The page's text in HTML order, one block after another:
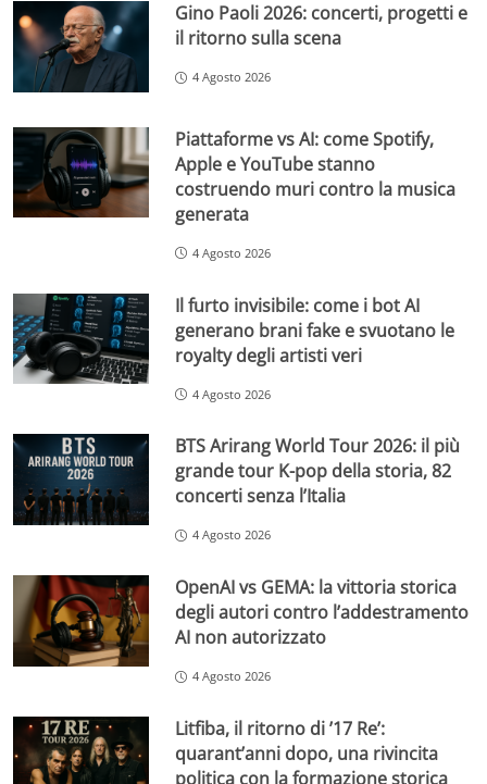
Gino Paoli 2026: concerti, progetti e
il ritorno sulla scena
4 Agosto 2026
Piattaforme vs AI: come Spotify,
Apple e YouTube stanno
costruendo muri contro la musica
generata
4 Agosto 2026
Il furto invisibile: come i bot AI
generano brani fake e svuotano le
royalty degli artisti veri
4 Agosto 2026
BTS Arirang World Tour 2026: il più
grande tour K-pop della storia, 82
concerti senza l’Italia
4 Agosto 2026
OpenAI vs GEMA: la vittoria storica
degli autori contro l’addestramento
AI non autorizzato
4 Agosto 2026
Litfiba, il ritorno di ’17 Re’:
quarant’anni dopo, una rivincita
politica con la formazione storica